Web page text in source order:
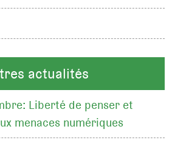
actualités
Liberté de penser et
menaces numériques